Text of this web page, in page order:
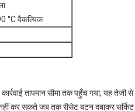
°C वैकल्पिक
तापमान सीमा तक पहुँच गया, यह तेजी
नहीं कर सकते जब तक रीसेट बटन दबाकर